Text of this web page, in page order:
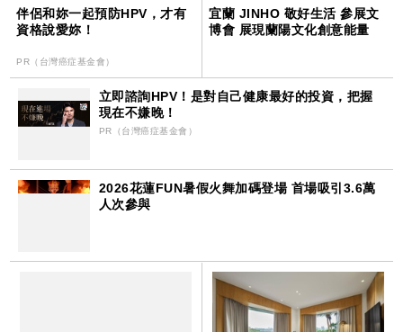
伴侶和妳一起預防HPV，才有
資格說愛妳！
PR（台灣癌症基金會）
宜蘭 JINHO 敬好生活 參展文
博會 展現蘭陽文化創意能量
立即諮詢HPV！是對自己健康最好的投資，把握
現在不嫌晚！
PR（台灣癌症基金會）
2026花蓮FUN暑假火舞加碼登場 首場吸引3.6萬
人次參與